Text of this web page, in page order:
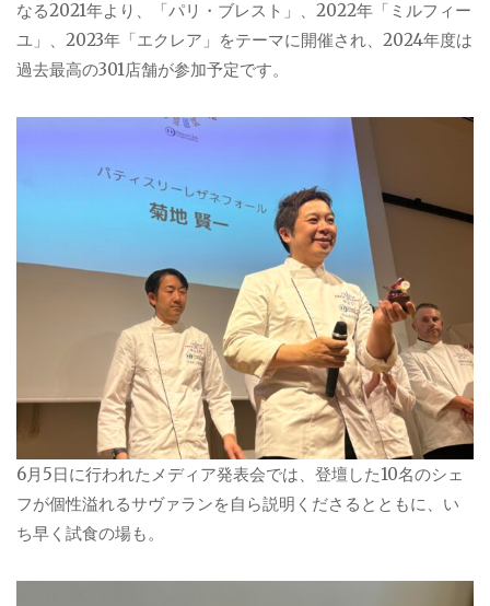
なる2021年より、「パリ・ブレスト」、2022年「ミルフィー
ユ」、2023年「エクレア」をテーマに開催され、2024年度は
過去最高の301店舗が参加予定です。
6月5日に行われたメディア発表会では、登壇した10名のシェ
フが個性溢れるサヴァランを自ら説明くださるとともに、い
ち早く試食の場も。